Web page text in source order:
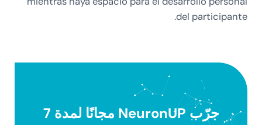
del participante.
جرّب NeuronUP مجانًا لمدة 7